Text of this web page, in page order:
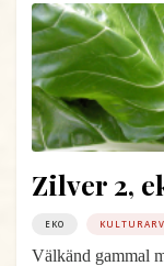
Zilver 2,
EKO KULTURARV
Välkänd gammal